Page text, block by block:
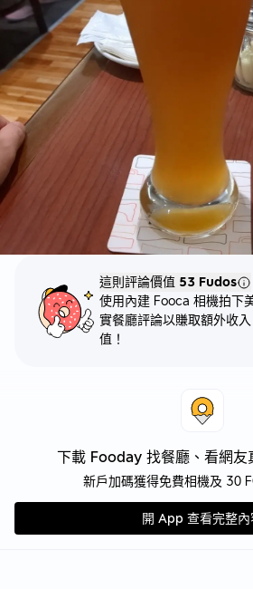
這則評論價值 53 Fudos
使用內建 Fooca 相機拍下
實餐廳評論以賺取額外收
值！
下載 Fooday 找餐廳、看網友
新戶加碼獲得免費相機及 30
開 App 查看完整內